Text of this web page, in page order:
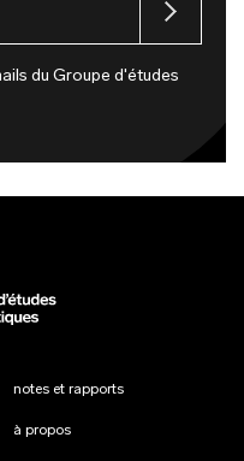
du Groupe d'études
notes et rapports
à propos